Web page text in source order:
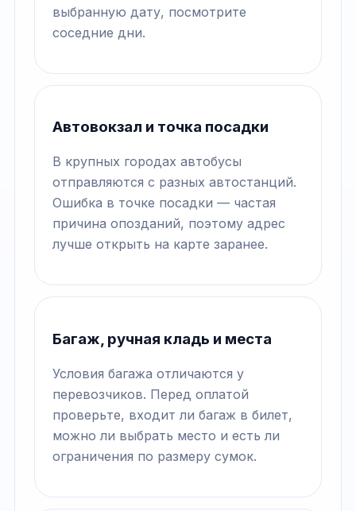
выбранную дату, посмотрите
соседние дни.
Автовокзал и точка посадки
В крупных городах автобусы
отправляются с разных автостанций.
Ошибка в точке посадки — частая
причина опозданий, поэтому адрес
лучше открыть на карте заранее.
Багаж, ручная кладь и места
Условия багажа отличаются у
перевозчиков. Перед оплатой
проверьте, входит ли багаж в билет,
можно ли выбрать место и есть ли
ограничения по размеру сумок.